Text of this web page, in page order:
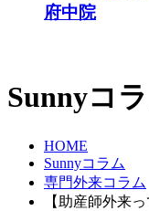
府中院
Sunnyコ
HOME
Sunnyコラム
専門外来コラム
【助産師外来